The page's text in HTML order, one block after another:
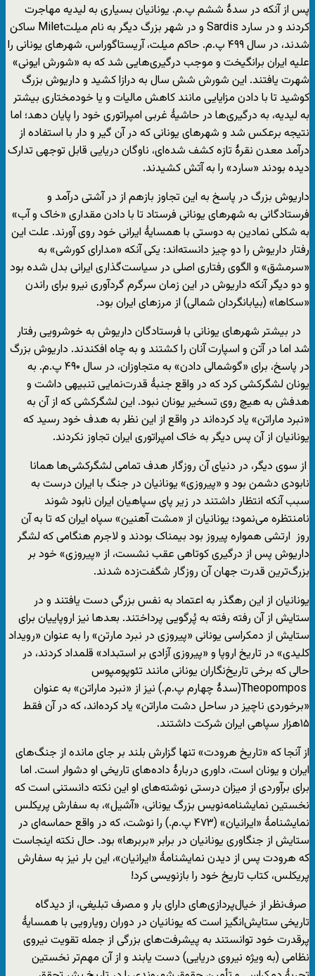
پس از آنکه در سدۀ ششم پ.م. یونانیان بسیاری به لیدیه مهاجرت
کردند و در سارد Sardis و در شهر بزرگ دیگر به نام میلتMilet ساکن
شدند، در سال ۴۹۹ پ.م. حاکم میلت، آریستاگوراس، شهرهای یونانی را
علیه ایران برانگیخت و موجب درگیری‌هایی شد که به «شورش ایونی»
شهرت یافتند. این شورش شش سال به درازا کشید و داریوش بزرگ
کوشید تا با دادن مزایایی مانند کاهش مالیات و یا خودمختاری بیشتر
به لیدیه، به درگیری‌ها در حاشیۀ غربی امپراتوری خود را پایان دهد؛ اما
نتیجه برعکس شد و شهرهای یونانی که در آن گیر و دار با استفاده از
درآمد معدن نقرۀ تازه کشف شده‌ای، ناوگان دریایی قابل توجهی تدارک
دیده بودند «سارد» را به آتش کشیدند.
داریوش بزرگ در پاسخ به این تجاوز بازهم از در آشتی درآمد و
فرستادگانی به شهرهای یونانی فرستاد تا با دادن مقداری «خاک و آب»
به شکلی نمادین به دوستی با همسایۀ ایرانی خود روی آورند. علت این
رفتار داریوش را دو چیز دانسته‌اند: یکی آنکه «مدارای کورشی» به
«سرمشق» و الگوی رفتاری اصلی در سیاست‌گذاری ایرانی بدل شده بود
و دو دیگر آنکه داریوش در این زمان سرگرم گردآوری نیرو برای راندن
«سکاها» (بیابانگردان شمالی) از مرزهای ایران بود.
در بیشتر شهرهای یونانی با فرستادگان داریوش به خوشرویی رفتار
شد اما در آتن و اسپارت آنان را کشتند و به چاه افکندند. داریوش بزرگ
در پاسخ، برای «گوشمالی دادن» به متجاوزان، در سال ۴۹۰ پ.م. به
یونان لشگرکشی کرد که در واقع جنبۀ قدرت‌نمایی تنبیهی داشت و
هدفش به هیچ روی تسخیر یونان نبود. این لشگرکشی که از آن به
«نبرد ماراتن» یاد کرده‌اند در واقع از این نظر به هدف خود رسید که
یونانیان از آن پس دیگر به خاک امپراتوری ایران تجاوز نکردند.
از سوی دیگر، در دنیای آن روزگار هدف تمامی لشگرکشی‌ها همانا
نابودی دشمن بود و «پیروزی» یونانیان در جنگ‌ با ایران درست به
سبب آنکه انتظار داشتند در زیر پای سپاهیان ایران نابود شوند
نامنتظره می‌نمود؛ یونانیان از «مشت آهنین» سپاه ایران که تا به آن
روز ارتشی همواره پیروز بود بیمناک بودند و لاجرم هنگامی که لشگر
داریوش پس از درگیری کوتاهی عقب نشست، از «پیروزی» خود بر
بزرگ‌ترین قدرت جهان آن روزگار شگفت‌زده شدند.
یونانیان از این رهگذر به اعتماد به نفس بزرگی دست یافتند و در
ستایش از آن رفته رفته به پُرگویی پرداختند. بعدها نیز اروپاییان برای
ستایش از دمکراسی یونانی «پیروزی در نبرد مارتن» را به عنوان «رویداد
کلیدی» در تاریخ اروپا و «پیروزی آزادی بر استبداد» قلمداد کردند، در
حالی که برخی تاریخ‌نگاران یونانی مانند تئوپومپوس
Theopompos(سدۀ چهارم پ.م.) نیز از «نبرد ماراتن» به عنوان
«برخوردی ناچیز در ساحل دشت ماراتن» یاد کرده‌اند، که در آن فقط
۱۵هزار سپاهی ایران شرکت داشتند.
از آنجا که «تاریخ هرودت» تنها گزارش بلند بر جای مانده از جنگ‌های
ایران و یونان است، داوری دربارۀ داده‌های تاریخی او دشوار است. اما
برای برآوردی از میزان درستی نوشته‌های او این نکته دانستنی است که
نخستین نمایشنامه‌نویس بزرگ یونانی، «آشیل»، به سفارش پریکلس
نمایشنامۀ «ایرانیان» (۴۷۳ پ.م.) را نوشت، که در واقع حماسه‌ای در
ستایش از جنگاوری یونانیان در برابر «بربرها» بود. حال نکته اینجاست
که هرودت پس از دیدن نمایشنامۀ «ایرانیان»، این بار نیز به سفارش
پریکلس، کتاب تاریخ خود را بازنویسی کرد!
صرف‌نظر از خیال‌پردازی‌های دارای بار و مصرف تبلیغی، از دیدگاه
تاریخی ستایش‌انگیز است که یونانیان در دوران رویارویی با همسایۀ
پرقدرت خود توانستند به پیشرفت‌های بزرگی از جمله تقویت نیروی
نظامی (به ویژه نیروی دریایی) دست یابند و از آن مهم‌تر نخستین